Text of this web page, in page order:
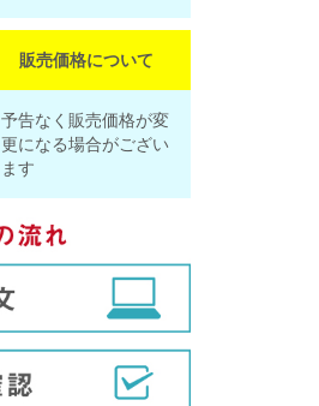
販売価格について
予告なく販売価格が変
更になる場合がござい
ます